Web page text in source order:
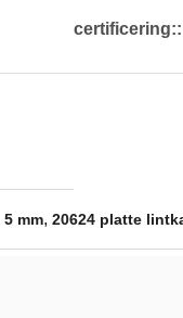
certificering::
5 mm, 20624 platte